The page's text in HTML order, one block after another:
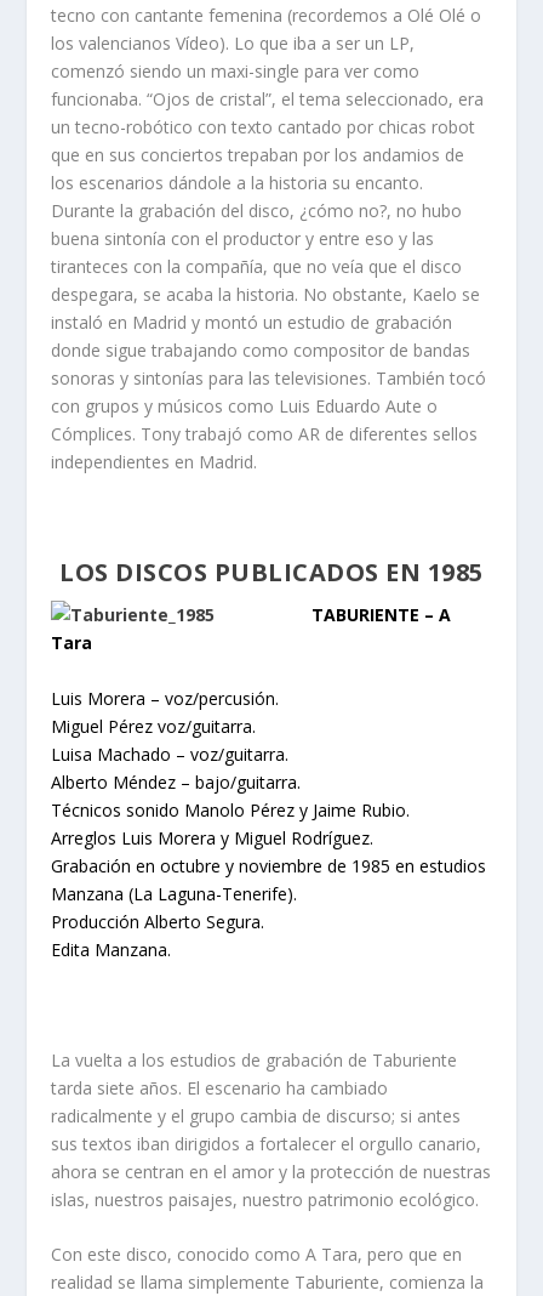
tecno con cantante femenina (recordemos a Olé Olé o
los valencianos Vídeo). Lo que iba a ser un LP,
comenzó siendo un maxi-single para ver como
funcionaba. “Ojos de cristal”, el tema seleccionado, era
un tecno-robótico con texto cantado por chicas robot
que en sus conciertos trepaban por los andamios de
los escenarios dándole a la historia su encanto.
Durante la grabación del disco, ¿cómo no?, no hubo
buena sintonía con el productor y entre eso y las
tiranteces con la compañía, que no veía que el disco
despegara, se acaba la historia. No obstante, Kaelo se
instaló en Madrid y montó un estudio de grabación
donde sigue trabajando como compositor de bandas
sonoras y sintonías para las televisiones. También tocó
con grupos y músicos como Luis Eduardo Aute o
Cómplices. Tony trabajó como AR de diferentes sellos
independientes en Madrid.
LOS DISCOS PUBLICADOS EN 1985
TABURIENTE – A
Tara
Luis Morera – voz/percusión.
Miguel Pérez voz/guitarra.
Luisa Machado – voz/guitarra.
Alberto Méndez – bajo/guitarra.
Técnicos sonido Manolo Pérez y Jaime Rubio.
Arreglos Luis Morera y Miguel Rodríguez.
Grabación en octubre y noviembre de 1985 en estudios
Manzana (La Laguna-Tenerife).
Producción Alberto Segura.
Edita Manzana.
La vuelta a los estudios de grabación de Taburiente
tarda siete años. El escenario ha cambiado
radicalmente y el grupo cambia de discurso; si antes
sus textos iban dirigidos a fortalecer el orgullo canario,
ahora se centran en el amor y la protección de nuestras
islas, nuestros paisajes, nuestro patrimonio ecológico.
Con este disco, conocido como A Tara, pero que en
realidad se llama simplemente Taburiente, comienza la